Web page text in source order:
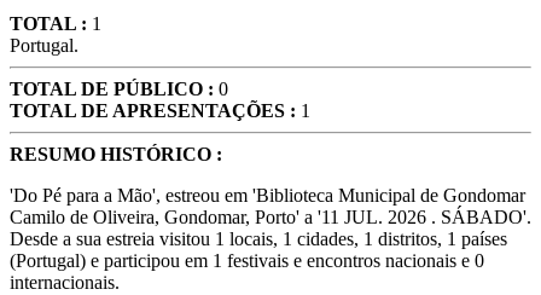
TOTAL : 1
Portugal.
TOTAL DE PÚBLICO : 0
TOTAL DE APRESENTAÇÕES : 1
RESUMO HISTÓRICO :
'Do Pé para a Mão', estreou em 'Biblioteca Municipal de Gondomar
Camilo de Oliveira, Gondomar, Porto' a '11 JUL. 2026 . SÁBADO'.
Desde a sua estreia visitou 1 locais, 1 cidades, 1 distritos, 1 países
(Portugal) e participou em 1 festivais e encontros nacionais e 0
internacionais.